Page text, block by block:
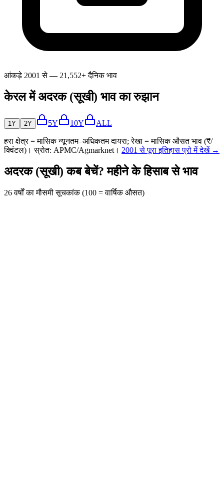
आंकड़े 2001 से — 21,552+ दैनिक भाव
केरल में अदरक (सूखी) भाव का रुझान
1Y 2Y 5Y 10Y ALL
हरा क्षेत्र = मासिक न्यूनतम–अधिकतम दायरा; रेखा = मासिक औसत भाव (₹/
क्विंटल)। स्रोत: APMC/Agmarknet। 2001 से पूरा इतिहास प्रो में देखें →
अदरक (सूखी) कब बेचें? महीने के हिसाब से भाव
26 वर्षों का मौसमी सूचकांक (100 = वार्षिक औसत)